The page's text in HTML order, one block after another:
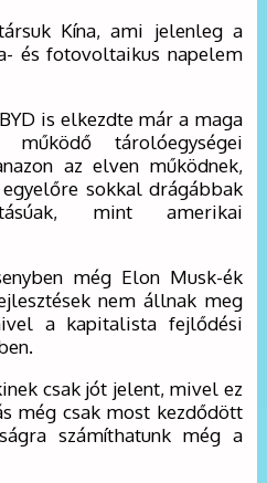
Kína, ami jelenleg a
és fotovoltaikus napelem
is elkezdte már a maga
tárolóegységei
az elven működnek,
sokkal drágábbak
mint amerikai
még Elon Musk-ék
nem állnak meg
a kapitalista fejlődési
csak jót jelent, mivel ez
még csak most kezdődött
számíthatunk még a